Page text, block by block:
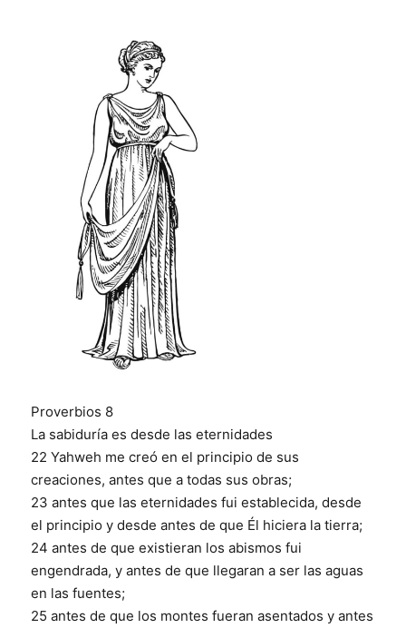
Proverbios 8
La sabiduría es desde las eternidades
22 Yahweh me creó en el principio de sus
creaciones, antes que a todas sus obras;
23antes que las eternidades fui establecida, desde
el principio y desde antes de que Él hiciera la tierra;
24 antes de que existieran los abismos fui
engendrada, y antes de que llegaran a ser las aguas
en las fuentes;
25 antes de que los montes fueran asentados y antes